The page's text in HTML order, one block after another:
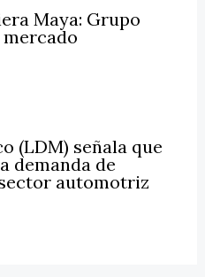
Maya: Grupo
(LDM) señala que
demanda de
automotriz